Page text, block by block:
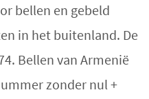
bellen en gebeld
in het buitenland. De
Bellen van Armenië
zonder nul +